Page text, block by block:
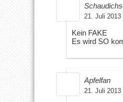
21. Juli 2013
Kein FAKE
Es wird SO
Apfelfan
21. Juli 2013